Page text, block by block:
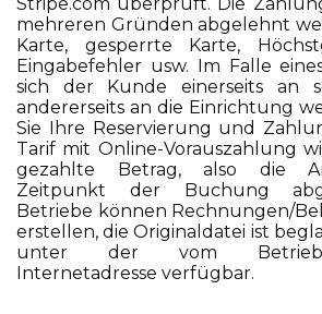
mehreren Gründen abgelehnt
Karte, gesperrte Karte,
Eingabefehler usw. Im Falle
sich der Kunde einerseits an
andererseits an die Einrichtung
Sie Ihre Reservierung und
Tarif mit Online-Vorauszahlung
gezahlte Betrag, also die
Zeitpunkt der Buchung
Betriebe können Rechnungen/
erstellen, die Originaldatei ist
unter der vom Betrieb
Internetadresse verfügbar.